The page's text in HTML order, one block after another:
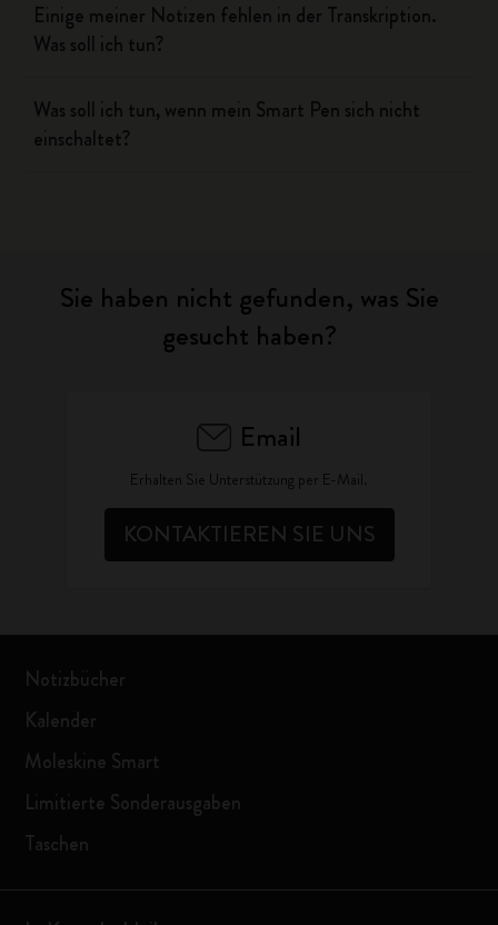
Einige meiner Notizen fehlen in der Transkription.
Was soll ich tun?
Was soll ich tun, wenn mein Smart Pen sich nicht
einschaltet?
Sie haben nicht gefunden, was Sie
gesucht haben?
Email
Erhalten Sie Unterstützung per E-Mail.
KONTAKTIEREN SIE UNS
Notizbücher
Kalender
Moleskine Smart
Limitierte Sonderausgaben
Taschen